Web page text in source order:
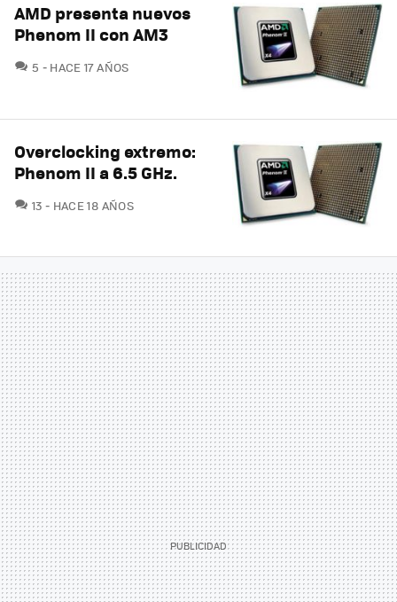
AMD presenta nuevos
Phenom II con AM3
5 COMENTARIOS
HACE 17 AÑOS
Overclocking extremo:
Phenom II a 6.5 GHz.
13 COMENTARIOS
HACE 18 AÑOS